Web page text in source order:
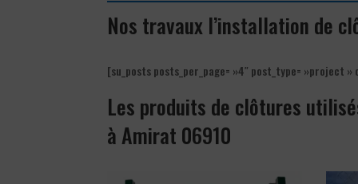
Nos travaux l’installation de
[su_posts posts_per_page= »4″ post_type= »project
Les produits de clôtures
à Amirat 06910